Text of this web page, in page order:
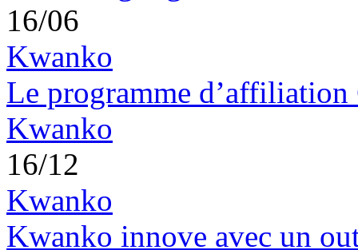
16/06
Kwanko
Le programme
Kwanko
16/12
Kwanko
Kwanko innove avec un